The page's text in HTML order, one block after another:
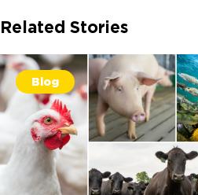
Related Stories
Blog